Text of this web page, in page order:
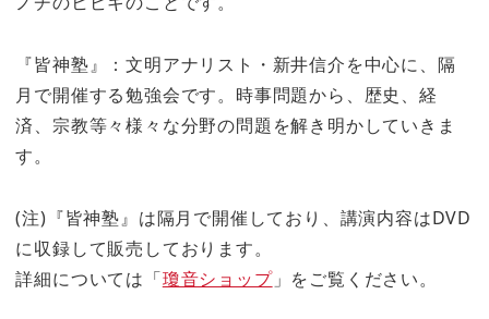
『皆神塾』：文明アナリスト・新井信介を中心に、隔
月で開催する勉強会です。時事問題から、歴史、経
済、宗教等々様々な分野の問題を解き明かしていきま
す。
(注)『皆神塾』は隔月で開催しており、講演内容はDVD
に収録して販売しております。
詳細については「瓊音ショップ」をご覧ください。